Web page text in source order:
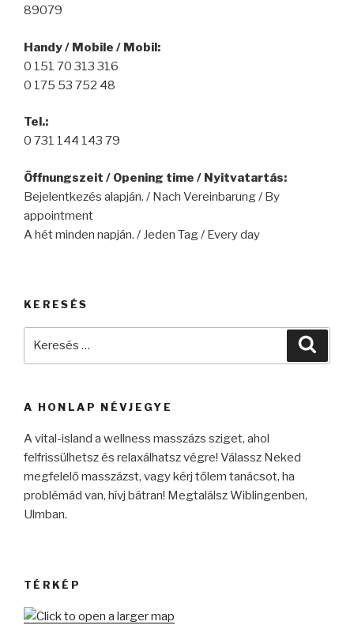
89079
Handy / Mobile / Mobil:
0 151 70 313 316
0 175 53 752 48
Tel.:
0 731 144 143 79
Öffnungszeit / Opening time / Nyitvatartás:
Bejelentkezés alapján. / Nach Vereinbarung / By
appointment
A hét minden napján. / Jeden Tag / Every day
KERESÉS
A HONLAP NÉVJEGYE
A vital-island a wellness masszázs sziget, ahol
felfrissülhetsz és relaxálhatsz végre! Válassz Neked
megfelelő masszázst, vagy kérj tőlem tanácsot, ha
problémád van, hívj bátran! Megtalálsz Wiblingenben,
Ulmban.
TÉRKÉP